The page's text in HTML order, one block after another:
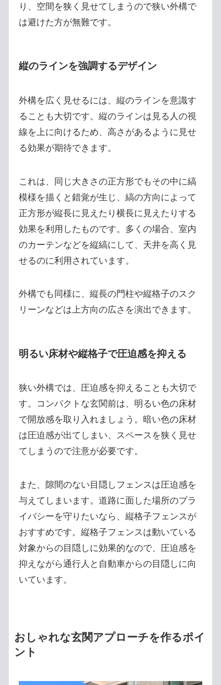
り、空間を狭く見せてしまうので狭い外構で
は避けた方が無難です。
縦のラインを強調するデザイン
外構を広く見せるには、縦のラインを意識す
ることも大切です。縦のラインは見る人の視
線を上に向けるため、高さがあるように見せ
る効果が期待できます。
これは、同じ大きさの正方形でもその中に縞
模様を描くと錯覚が生じ、縞の方向によって
正方形が縦長に見えたり横長に見えたりする
効果を利用したものです。多くの場合、室内
のカーテンなどを縦縞にして、天井を高く見
せるのに利用されています。
外構でも同様に、縦長の門柱や縦格子のスク
リーンなどは上方向の広さを演出できます。
明るい床材や縦格子で圧迫感を抑える
狭い外構では、圧迫感を抑えることも大切で
す。コンパクトな玄関前は、明るい色の床材
で開放感を取り入れましょう。暗い色の床材
は圧迫感が出てしまい、スペースを狭く見せ
てしまうので注意が必要です。
また、隙間のない目隠しフェンスは圧迫感を
与えてしまいます。道路に面した場所のプラ
イバシーを守りたいなら、縦格子フェンスが
おすすめです。縦格子フェンスは動いている
対象からの目隠しに効果的なので、圧迫感を
抑えながら通行人と自動車からの目隠しに向
いています。
おしゃれな玄関アプローチを作るポイ
ント